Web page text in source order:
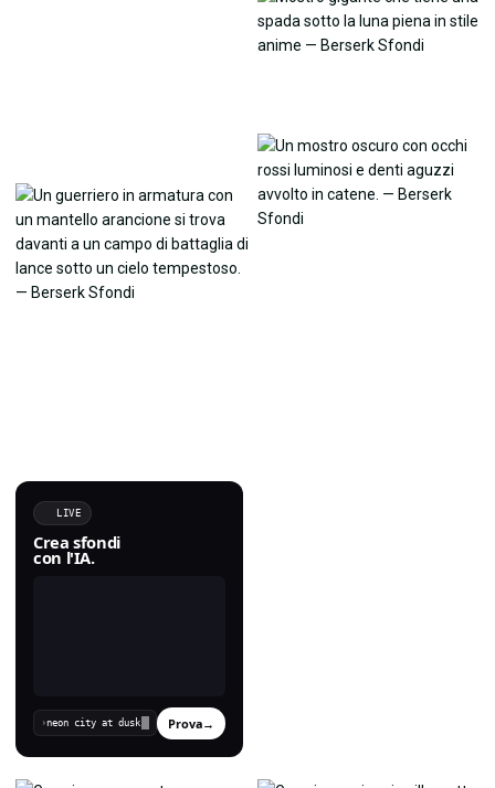
LIVE
Crea sfondi
con l'IA.
› Prova→